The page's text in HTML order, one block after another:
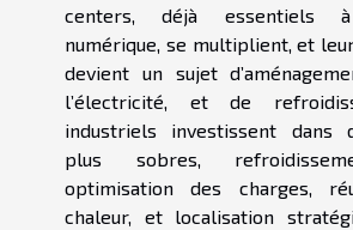
centers, déjà essentiels à
numérique, se multiplient, et
devient un sujet
l’électricité, et de
industriels investissent dans
plus sobres,
optimisation des charges,
chaleur, et localisation